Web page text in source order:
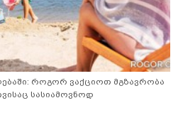
როგორ ვაქციოთ მგზავრობა
სასიამოვნოდ